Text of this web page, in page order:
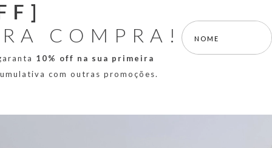
COMPRA!
10% off na sua primeira
com outras promoções.